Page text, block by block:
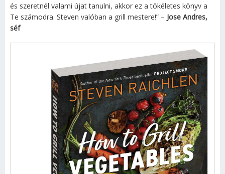
és szeretnél valami újat tanulni, akkor ez a tökéletes könyv a
Te számodra. Steven valóban a grill mestere!” – Jose Andres,
séf